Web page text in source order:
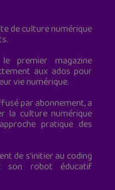
de culture numérique
premier magazine
aux ados pour
vie numérique.
par abonnement, a
la culture numérique
pratique des
de s'initier au coding
robot éducatif